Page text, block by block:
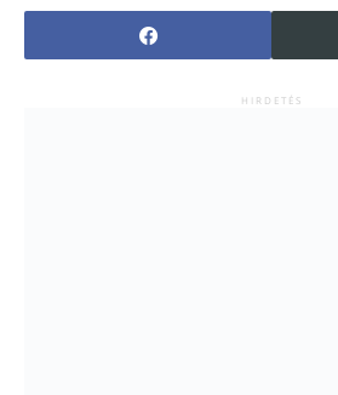
az otthonunkba
HIRDETÉS